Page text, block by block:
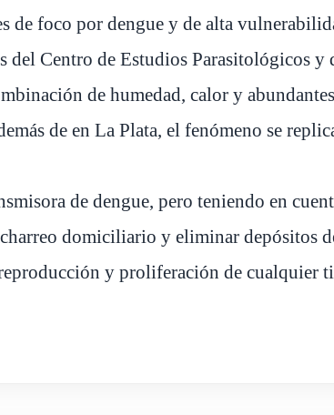
de foco por dengue y de alta
del Centro de Estudios Parasitológicos y
de humedad, calor y
de en La Plata, el fenómeno se
de dengue, pero teniendo en
domiciliario y eliminar depósitos
y proliferación de cualquier